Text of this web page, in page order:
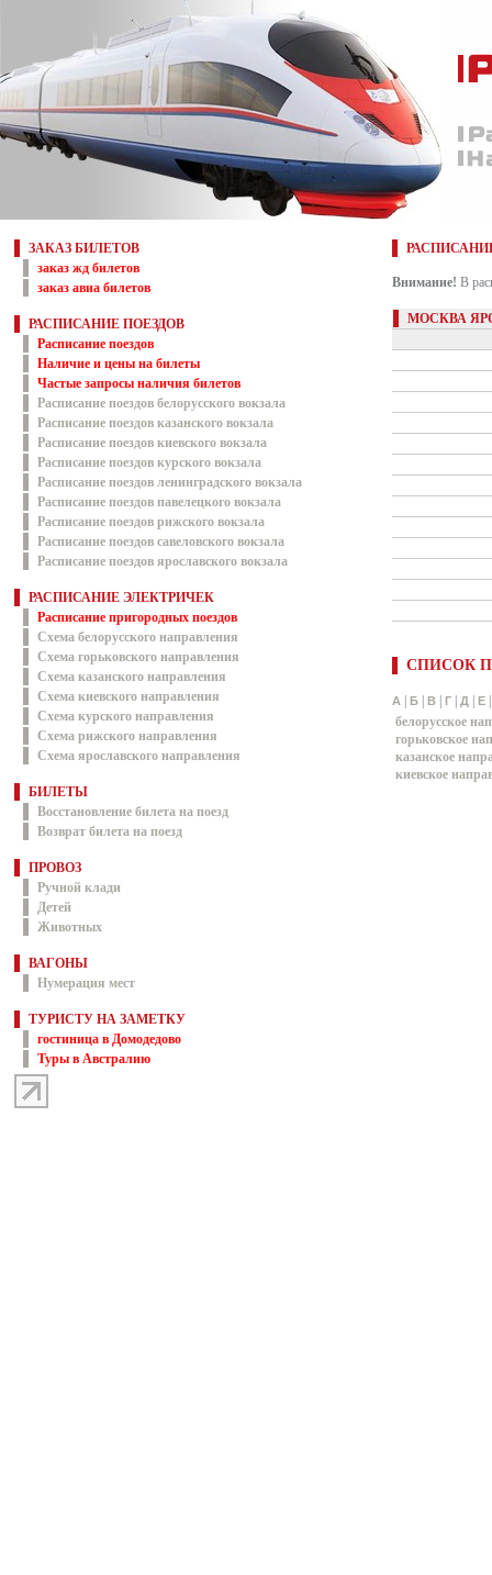
ЗАКАЗ БИЛЕТОВ
заказ жд билетов
заказ авиа билетов
РАСПИСАНИЕ ПОЕЗДОВ
Расписание поездов
Наличие и цены на билеты
Частые запросы наличия билетов
Расписание поездов белорусского вокзала
Расписание поездов казанского вокзала
Расписание поездов киевского вокзала
Расписание поездов курского вокзала
Расписание поездов ленинградского вокзала
Расписание поездов павелецкого вокзала
Расписание поездов рижского вокзала
Расписание поездов савеловского вокзала
Расписание поездов ярославского вокзала
РАСПИСАНИЕ ЭЛЕКТРИЧЕК
Расписание пригородных поездов
Схема белорусского направления
Схема горьковского направления
Схема казанского направления
Схема киевского направления
Схема курского направления
Схема рижского направления
Схема ярославского направления
БИЛЕТЫ
Восстановление билета на поезд
Возврат билета на поезд
ПРОВОЗ
Ручной клади
Детей
Животных
ВАГОНЫ
Нумерация мест
ТУРИСТУ НА ЗАМЕТКУ
гостиница в Домодедово
Туры в Австралию
Внимание! В
МОСКВА
СПИСОК
А Б В Г Д Е
белорусское
горьковское
казанское
киевское